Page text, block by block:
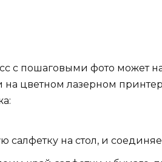
с пошаговыми фото может
цветном лазерном
салфетку на стол, и